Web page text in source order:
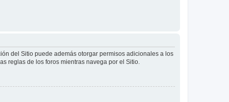
del Sitio puede además otorgar permisos adicionales a los
reglas de los foros mientras navega por el Sitio.